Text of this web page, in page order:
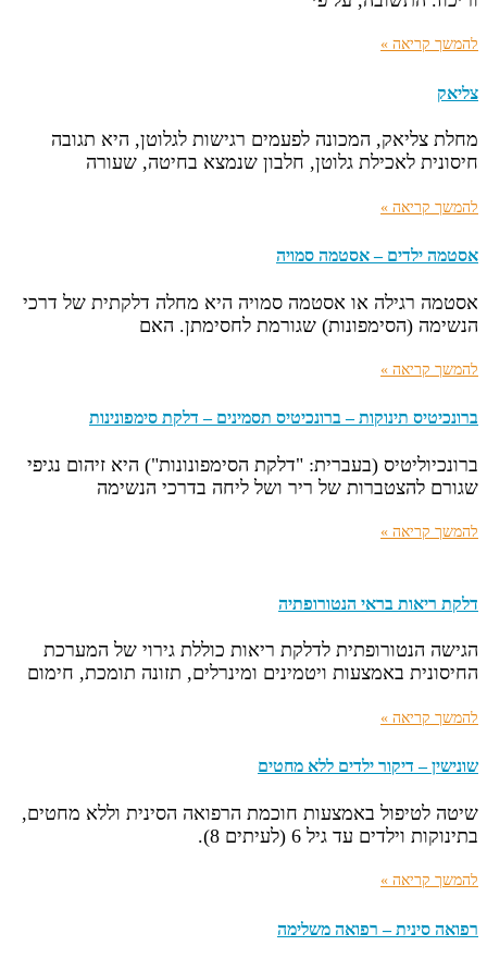
להמשך קריאה »
צליאק
מחלת צליאק, המכונה לפעמים רגישות לגלוטן, היא תגובה
חיסונית לאכילת גלוטן, חלבון שנמצא בחיטה, שעורה
להמשך קריאה »
אסטמה ילדים – אסטמה סמויה
אסטמה רגילה או אסטמה סמויה היא מחלה דלקתית של דרכי
הנשימה (הסימפונות) שגורמת לחסימתן. האם
להמשך קריאה »
ברונכיטיס תינוקות – ברונכיטיס תסמינים – דלקת סימפונינות
ברונכיוליטיס (בעברית: "דלקת הסימפונונות") היא זיהום נגיפי
שגורם להצטברות של ריר ושל ליחה בדרכי הנשימה
להמשך קריאה »
דלקת ריאות בראי הנטורופתיה
הגישה הנטורופתית לדלקת ריאות כוללת גירוי של המערכת
החיסונית באמצעות ויטמינים ומינרלים, תזונה תומכת, חימום
להמשך קריאה »
שונישין – דיקור ילדים ללא מחטים
שיטה לטיפול באמצעות חוכמת הרפואה הסינית וללא מחטים,
בתינוקות וילדים עד גיל 6 (לעיתים 8).
להמשך קריאה »
רפואה סינית – רפואה משלימה